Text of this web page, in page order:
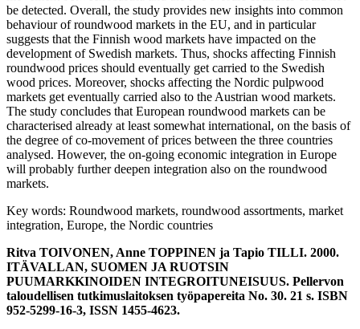
be detected. Overall, the study provides new insights into common
behaviour of roundwood markets in the EU, and in particular
suggests that the Finnish wood markets have impacted on the
development of Swedish markets. Thus, shocks affecting Finnish
roundwood prices should eventually get carried to the Swedish
wood prices. Moreover, shocks affecting the Nordic pulpwood
markets get eventually carried also to the Austrian wood markets.
The study concludes that European roundwood markets can be
characterised already at least somewhat international, on the basis of
the degree of co-movement of prices between the three countries
analysed. However, the on-going economic integration in Europe
will probably further deepen integration also on the roundwood
markets.
Key words: Roundwood markets, roundwood assortments, market
integration, Europe, the Nordic countries
Ritva TOIVONEN, Anne TOPPINEN ja Tapio TILLI. 2000.
ITÄVALLAN, SUOMEN JA RUOTSIN
PUUMARKKINOIDEN INTEGROITUNEISUUS. Pellervon
taloudellisen tutkimuslaitoksen työpapereita No. 30. 21 s. ISBN
952-5299-16-3, ISSN 1455-4623.